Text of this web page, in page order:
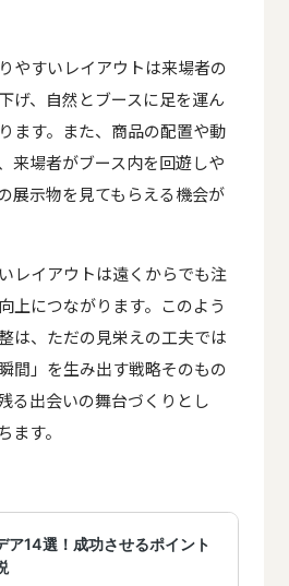
やすいレイアウトは来場者の
げ、自然とブースに足を運ん
ます。また、商品の配置や動
来場者がブース内を回遊しや
展示物を見てもらえる機会が
レイアウトは遠くからでも注
上につながります。このよう
は、ただの見栄えの工夫では
間」を生み出す戦略そのもの
る出会いの舞台づくりとし
ます。